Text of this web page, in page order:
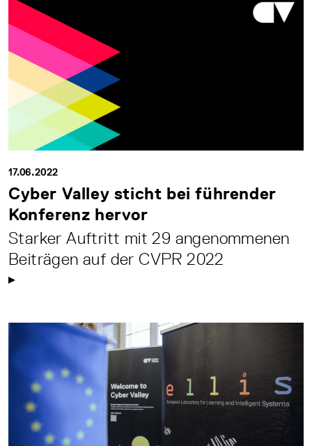
17.06.2022
Cyber Valley sticht bei führender
Konferenz hervor
Starker Auftritt mit 29 angenommenen
Beiträgen auf der CVPR 2022